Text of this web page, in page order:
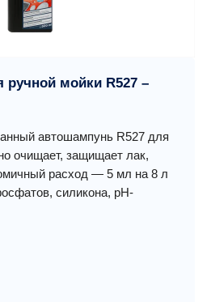
мойки R527 –
автошампунь R527 для
очищает, защищает лак,
расход — 5 мл на 8 л
силикона, pH-